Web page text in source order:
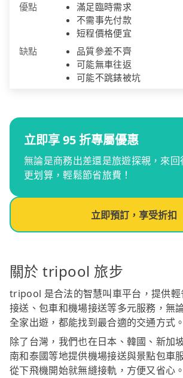
優點
滿足臨時需求
不需事先付款
短程價格便宜
缺點
品質參差不齊
可能無車往返
可能不跳錶被坑
立即享 95 折專屬優惠
無論是商務出差還是旅遊探親，來
更划算，輕鬆節省旅費！
立即預訂，享受折扣
關於 tripool 旅步
tripool 是合法的智慧叫車平台，提供輕
接送、包車和機場接送等多元服務，無
全家出遊，都能找到最合適的交通方式。
除了台灣，我們也在日本、韓國、新加
南和泰國等地提供機場接送與景點包車
從下飛機開始就無縫接軌，方便又省心。